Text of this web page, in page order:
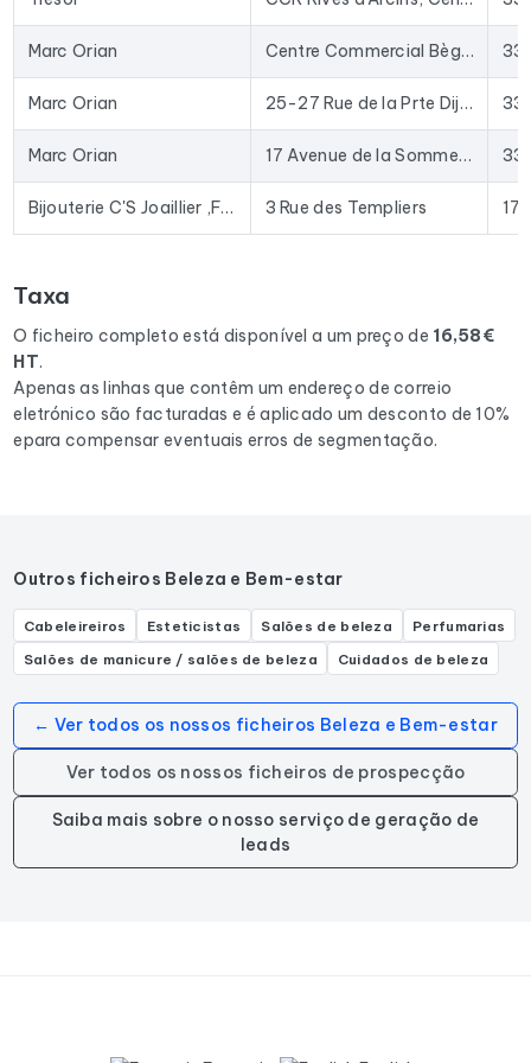
removidas a cada atualização e as novas são adicionadas.
Na prática, este ficheiro serve para fornecer aos seus
comerciais contactos qualificados, lançar campanhas de
e-mail direcionadas para osjoalharias / joalheriasou
enriquecer o seu CRM com dados atualizados. O formato
Excel permite a importação direta para a maioria das
ferramentas de prospeção e plataformas de e-mail
existentes no mercado.
na região Nouvelle-Aquitaine
seguintes actividades: Bijouterie fantaisie, Bijouterie,
Joaillier, Service de réparation de bijoux, Graveur sur bijoux,
Expert en bijoux.
Marc Orian Centre Commercial Bègles Rives d'Arcins, centre commercial Rives d'Arcins
Marc Orian 25-27 Rue de la Prte Dijeaux
Marc Orian 17 Avenue de la Somme Centre Commercial Carrefour Mérignac Soleil
Bijouterie C'S Joaillier ,Fabricant 3 Rue des Templiers
Taxa
O ficheiro completo está disponível a um preço de 16,58€
HT.
Apenas as linhas que contêm um endereço de correio
eletrónico são facturadas e é aplicado um desconto de 10%
epara compensar eventuais erros de segmentação.
Outros ficheiros Beleza e Bem-estar
Cabeleireiros Esteticistas Salões de beleza
Perfumarias
Salões de manicure / salões de beleza
Cuidados de beleza
← Ver todos os nossos ficheiros Beleza e Bem-estar
Ver todos os nossos ficheiros de prospecção
Saiba mais sobre o nosso serviço de geração de
leads